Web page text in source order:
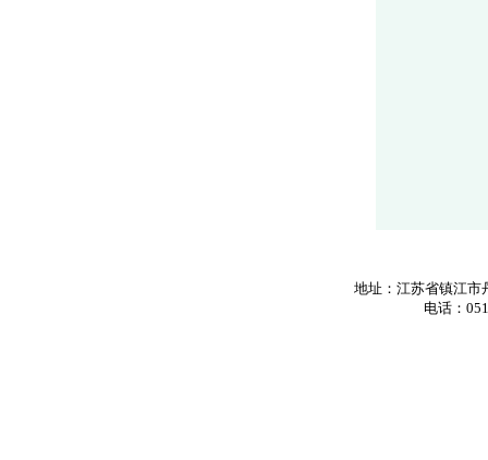
地址：江苏省镇江市
电话：